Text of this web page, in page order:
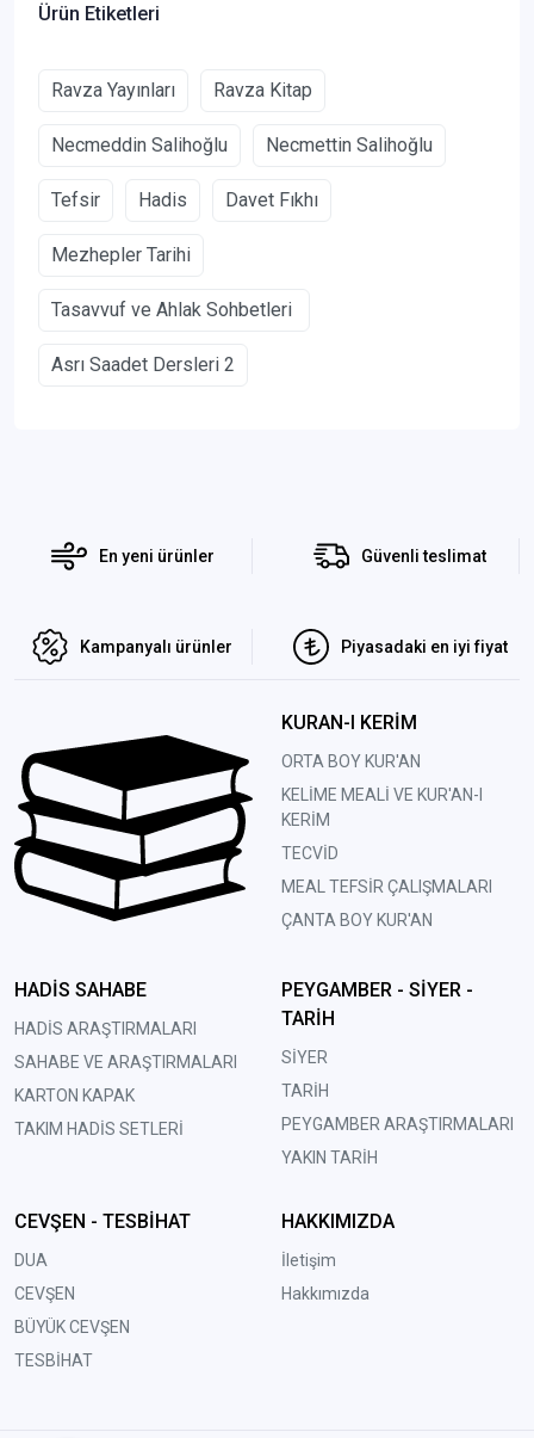
Ürün Etiketleri
Ravza Yayınları Ravza Kitap
Necmeddin Salihoğlu Necmettin Salihoğlu
Tefsir Hadis Davet Fıkhı
Mezhepler Tarihi
Tasavvuf ve Ahlak Sohbetleri
Asrı Saadet Dersleri 2
En yeni ürünler Güvenli teslimat
Kampanyalı ürünler Piyasadaki en iyi fiyat
KURAN-I KERİM
ORTA BOY KUR'AN
KELİME MEALİ VE KUR'AN-I
KERİM
TECVİD
MEAL TEFSİR ÇALIŞMALARI
ÇANTA BOY KUR'AN
HADİS SAHABE
HADİS ARAŞTIRMALARI
SAHABE VE ARAŞTIRMALARI
KARTON KAPAK
TAKIM HADİS SETLERİ
PEYGAMBER - SİYER -
TARİH
SİYER
TARİH
PEYGAMBER ARAŞTIRMALARI
YAKIN TARİH
CEVŞEN - TESBİHAT
DUA
CEVŞEN
BÜYÜK CEVŞEN
TESBİHAT
HAKKIMIZDA
İletişim
Hakkımızda